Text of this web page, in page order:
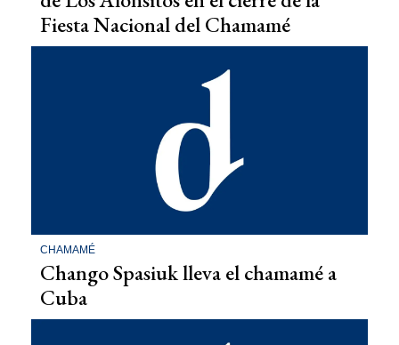
Fiesta Nacional del Chamamé
CHAMAMÉ
Chango Spasiuk lleva el chamamé a
Cuba